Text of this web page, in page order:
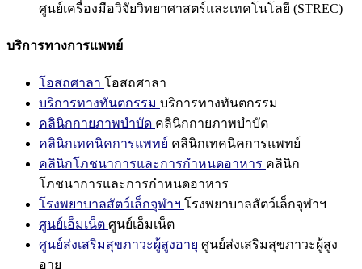
ศูนย์เครื่องมือวิจัยวิทยาศาสตร์และเทคโนโลยี (STREC)
บริการทางการแพทย์
โอสถศาลา โอสถศาลา
บริการทางทันตกรรม บริการทางทันตกรรม
คลินิกกายภาพบำบัด คลินิกกายภาพบำบัด
คลินิกเทคนิคการแพทย์ คลินิกเทคนิคการแพทย์
คลินิกโภชนาการและการกำหนดอาหาร คลินิก
โภชนาการและการกำหนดอาหาร
โรงพยาบาลสัตว์เล็กจุฬาฯ โรงพยาบาลสัตว์เล็กจุฬาฯ
ศูนย์เอ็มเน็ต ศูนย์เอ็มเน็ต
ศูนย์ส่งเสริมสุขภาวะผู้สูงอายุ ศูนย์ส่งเสริมสุขภาวะผู้สูง
อายุ